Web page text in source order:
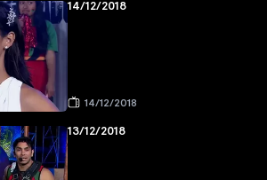
14/12/2018
14/12/2018
13/12/2018